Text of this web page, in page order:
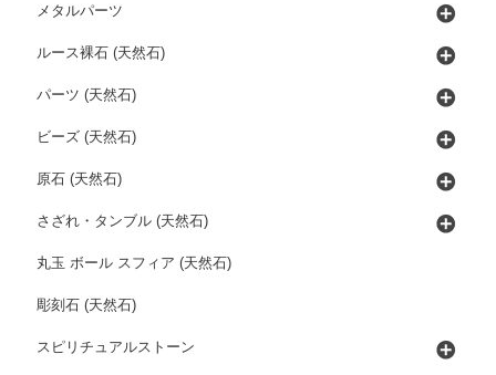
メタルパーツ
ルース裸石 (天然石)
パーツ (天然石)
ビーズ (天然石)
原石 (天然石)
さざれ・タンブル (天然石)
丸玉 ボール スフィア (天然石)
彫刻石 (天然石)
スピリチュアルストーン